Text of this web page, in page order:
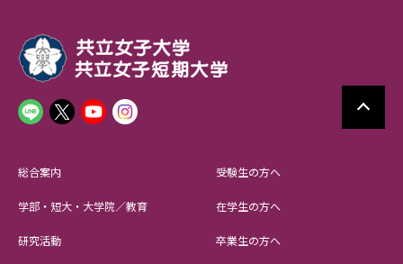
総合案内
学部・短大・大学院／教育
研究活動
受験生の方へ
在学生の方へ
卒業生の方へ